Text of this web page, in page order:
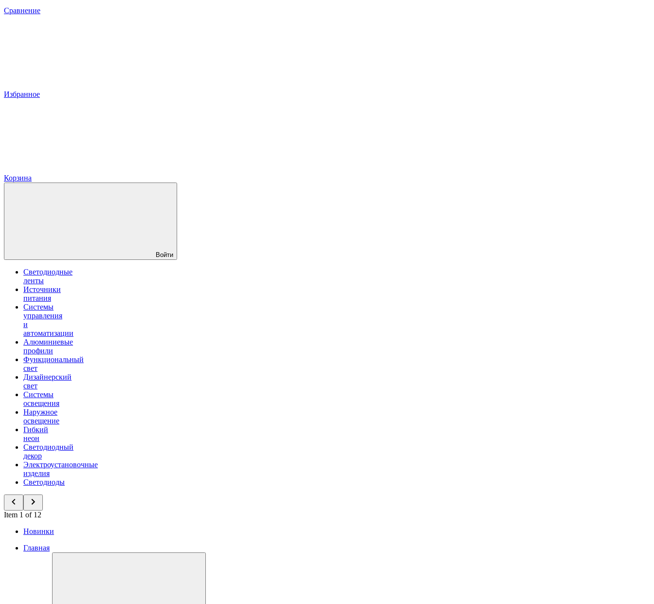
Сравнение
Избранное
Корзина
Войти
Светодиодные
ленты
Источники
питания
Системы
управления
и
автоматизации
Алюминиевые
профили
Функциональный
свет
Дизайнерский
свет
Системы
освещения
Наружное
освещение
Гибкий
неон
Светодиодный
декор
Электроустановочные
изделия
Светодиоды
Item 1 of 12
Новинки
Главная